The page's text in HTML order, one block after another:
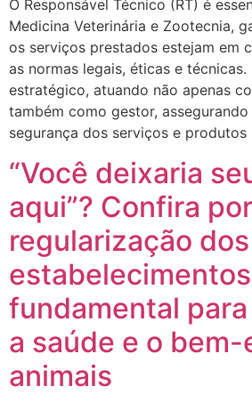
O Responsável Técnico (RT) é
Medicina Veterinária e Zootecnia,
os serviços prestados estejam em
as normas legais, éticas e técnicas.
estratégico, atuando não apenas
também como gestor,
segurança dos serviços e
“Você deixaria
aqui”? Confira
regularização dos
fundamental
a saúde e o
animais